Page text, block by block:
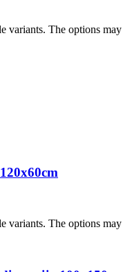
variants. The options may
variants. The options may